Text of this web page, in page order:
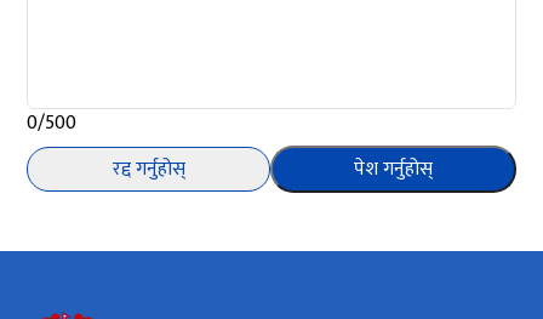
0/500
रद्द गर्नुहोस्
पेश गर्नुहोस्